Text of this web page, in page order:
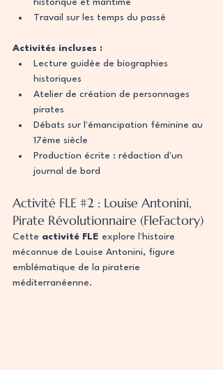
Travail sur les temps du passé
Activités incluses :
Lecture guidée de biographies
historiques
Atelier de création de personnages
pirates
Débats sur l'émancipation féminine au
17ème siècle
Production écrite : rédaction d'un
journal de bord
Activité FLE #2 : Louise Antonini,
Pirate Révolutionnaire (FleFactory)
Cette activité FLE explore l'histoire
méconnue de Louise Antonini, figure
emblématique de la piraterie
méditerranéenne.